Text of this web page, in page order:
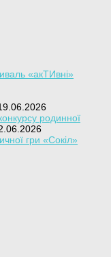
«акТИвні»
родинної
гри «Сокіл»